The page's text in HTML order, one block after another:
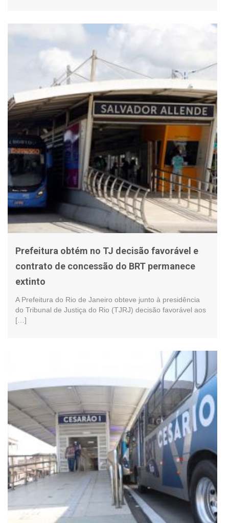
Prefeitura obtém no TJ decisão favorável e
contrato de concessão do BRT permanece
extinto
A Prefeitura do Rio de Janeiro obteve junto à presidência
do Tribunal de Justiça do Rio (TJRJ) decisão favorável aos
[…]